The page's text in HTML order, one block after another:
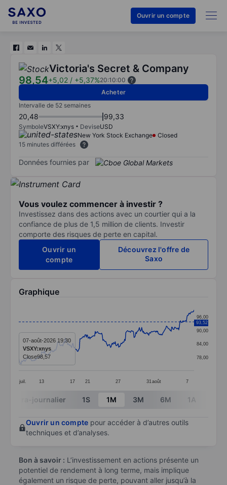
Ouvrir un compte
Victoria's Secret & Company
98,54+5,02 / +5,37%20:10:00
Acheter
Intervalle de 52 semaines
20,48 99,33
SymboleVSXY:xnys DeviseUSD
New York Stock Exchange
Closed
15 minutes différées
Données fournies par
Vous voulez commencer à investir ?
Investissez dans des actions avec un courtier qui a la
confiance de plus de 1,5 million de clients. Investir
comporte des risques de perte en capital.
Ouvrir un
compte
Découvrez l'offre de
Saxo
Graphique
Line chart with 299 data points.
The chart has 1 X axis displaying categories.
The chart has 1 Y axis displaying values. Data
juil. 13 17 21 27 31 août 7
78,00
84,00
90,00
96,00
93,52
07-août-2026 19:30
VSXY:xnys
Close98,57
End of interactive chart.
Intra-journalier 1S 1M 3M 6M 1A
Ouvrir un compte pour accéder à d’autres outils
techniques et d’analyses.
Bon à savoir : L’investissement en actions présente un
potentiel de rendement à long terme, mais implique
également un risque de perte, pouvant aller jusqu’à la